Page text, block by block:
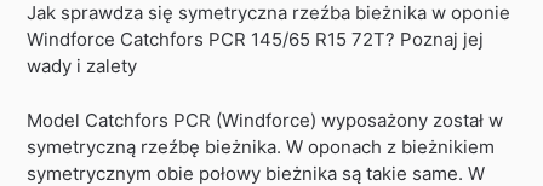
Jak sprawdza się symetryczna rzeźba bieżnika w oponie
Windforce Catchfors PCR 145/65 R15 72T? Poznaj jej
wady i zalety
Model Catchfors PCR (Windforce) wyposażony został w
symetryczną rzeźbę bieżnika. W oponach z bieżnikiem
symetrycznym obie połowy bieżnika są takie same. W